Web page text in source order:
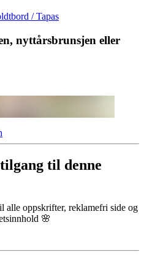
/ Tapas
nyttårsbrunsjen eller
til denne
alle oppskrifter, reklamefri side og
🌸